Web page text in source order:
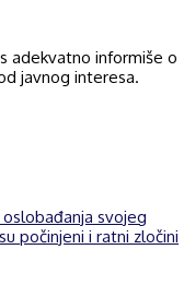
adekvatno informiše o
javnog interesa.
svojeg
počinjeni i ratni zločini